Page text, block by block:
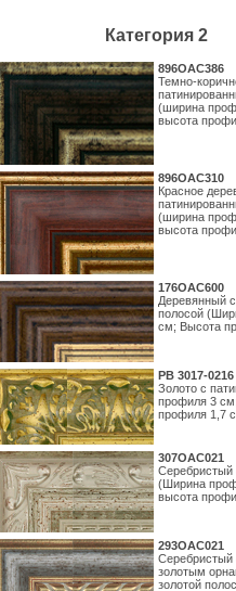
Категория 2
896OAC386
Темно-
(ширина
высота
896OAC310
Красное
(ширина
высота
176OAC600
Деревянный
полосой
см; Высота
PB 3017-0216
Золото с
профиля 3
профиля 1,7
307OAC021
Серебристый
(Ширина
высота
293OAC021
Серебристый
золотым
золотой